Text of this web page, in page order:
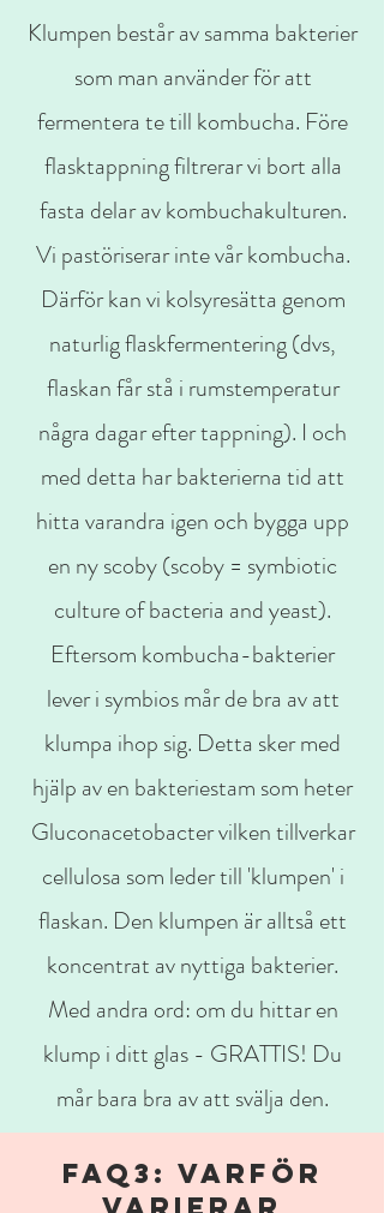
Klumpen består av samma bakterier
som man använder för att
fermentera te till kombucha. Före
flasktappning filtrerar vi bort alla
fasta delar av kombuchakulturen.
Vi pastöriserar inte vår kombucha.
Därför kan vi kolsyresätta genom
naturlig flaskfermentering (dvs,
flaskan får stå i rumstemperatur
några dagar efter tappning). I och
med detta har bakterierna tid att
hitta varandra igen och bygga upp
en ny scoby (scoby = symbiotic
culture of bacteria and yeast).
Eftersom kombucha-bakterier
lever i symbios mår de bra av att
klumpa ihop sig. Detta sker med
hjälp av en bakteriestam som heter
Gluconacetobacter vilken tillverkar
cellulosa som leder till 'klumpen' i
flaskan. Den klumpen är alltså ett
koncentrat av nyttiga bakterier.
Med andra ord: om du hittar en
klump i ditt glas - GRATTIS! Du
mår bara bra av att svälja den.
FaQ3: VARFÖR